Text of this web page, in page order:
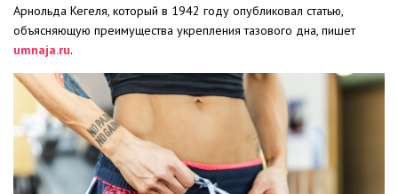
ДОМ И ЕДА
Арнольда Кегеля, который в 1942 году опубликовал статью,
объясняющую преимущества укрепления тазового дна, пишет
umnaja.ru.